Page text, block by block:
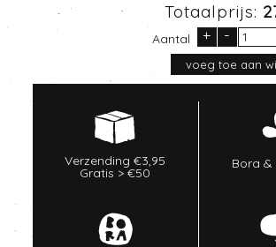
Totaalprijs:
Aantal + -
Verzending €3,95
Gratis > €50
Bora &